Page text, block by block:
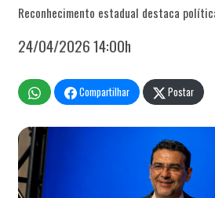
Reconhecimento estadual destaca
24/04/2026 14:00h
Compartilhar Postar